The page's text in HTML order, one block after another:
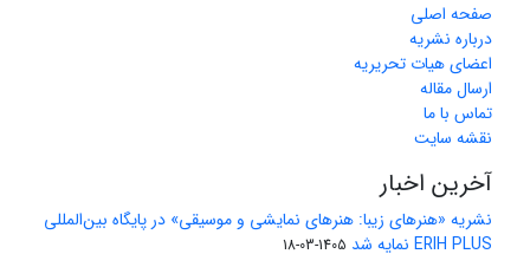
صفحه اصلی
درباره نشریه
اعضای هیات تحریریه
ارسال مقاله
تماس با ما
نقشه سایت
آخرین اخبار
نشریه «هنرهای زیبا: هنرهای نمایشی و موسیقی» در پایگاه بین‌المللی
ERIH PLUS نمایه شد
1405-03-18